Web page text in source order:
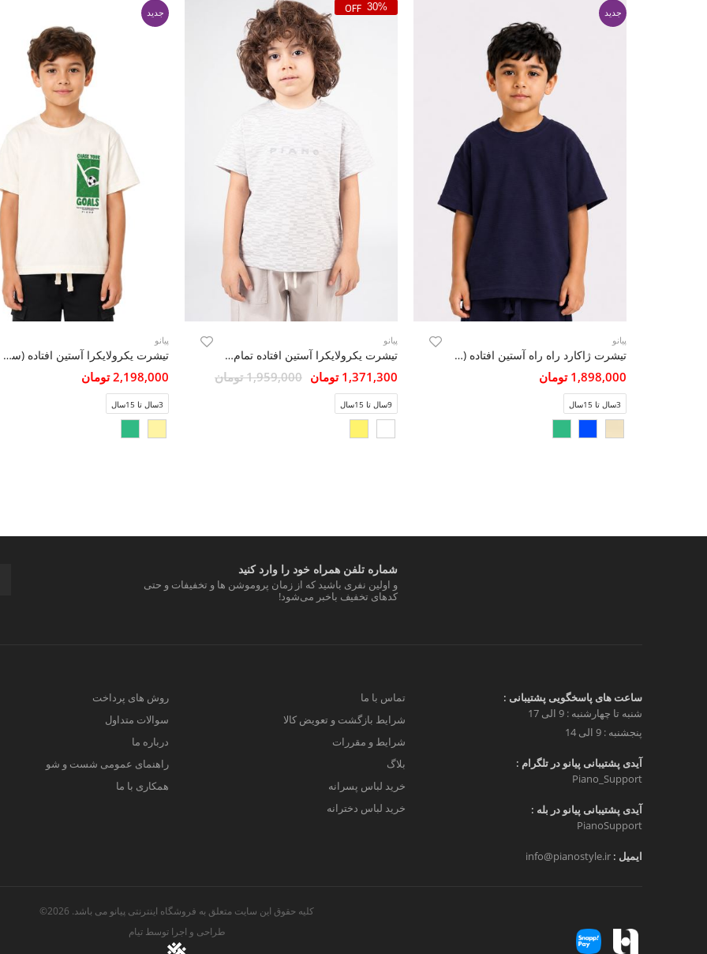
جدید
پیانو
تیشرت ژاکارد راه راه آستین افتاده (ست با کد 11468)
1,898,000 تومان
3سال تا 15سال
30%
پیانو
تیشرت یکرولایکرا آستین افتاده تمام چاپ
1,371,300 تومان 1,959,000 تومان
9سال تا 15سال
جدید
پیانو
تیشرت یکرولایکرا آستین افتاده (ست با کد 11482)
2,198,000 تومان
3سال تا 15سال
شماره تلفن همراه خود را وارد کنید
و اولین نفری باشید که از زمان پروموشن ها و تخفیفات و حتی
کدهای تخفیف باخبر می‌شود!
ساعت های پاسخگویی پشتیبانی :
شنبه تا چهارشنبه : 9 الی 17
پنجشنبه : 9 الی 14
آیدی پشتیبانی پیانو در تلگرام :
Piano_Support
آیدی پشتیبانی پیانو در بله :
PianoSupport
ایمیل : info@pianostyle.ir
تماس با ما
شرایط بازگشت و تعویض کالا
شرایط و مقررات
بلاگ
خرید لباس پسرانه
خرید لباس دخترانه
روش های پرداخت
سوالات متداول
درباره ما
راهنمای عمومی شست و شو
همکاری با ما
کلیه حقوق این سایت متعلق به فروشگاه اینترنتی پیانو می باشد. 2026©
طراحی و اجرا توسطتیام